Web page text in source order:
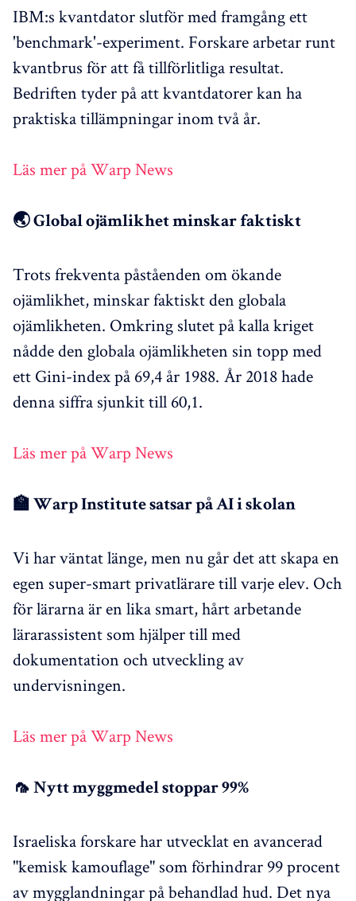
IBM:s kvantdator slutför med framgång ett
'benchmark'-experiment. Forskare arbetar runt
kvantbrus för att få tillförlitliga resultat.
Bedriften tyder på att kvantdatorer kan ha
praktiska tillämpningar inom två år.
Läs mer på Warp News
🌏 Global ojämlikhet minskar faktiskt
Trots frekventa påståenden om ökande
ojämlikhet, minskar faktiskt den globala
ojämlikheten. Omkring slutet på kalla kriget
nådde den globala ojämlikheten sin topp med
ett Gini-index på 69,4 år 1988. År 2018 hade
denna siffra sjunkit till 60,1.
Läs mer på Warp News
🏫 Warp Institute satsar på AI i skolan
Vi har väntat länge, men nu går det att skapa en
egen super-smart privatlärare till varje elev. Och
för lärarna är en lika smart, hårt arbetande
lärarassistent som hjälper till med
dokumentation och utveckling av
undervisningen.
Läs mer på Warp News
🦟 Nytt myggmedel stoppar 99%
Israeliska forskare har utvecklat en avancerad
"kemisk kamouflage" som förhindrar 99 procent
av mygglandningar på behandlad hud. Det nya